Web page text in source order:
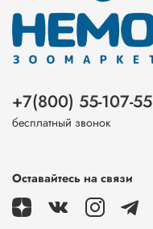
+7(800) 55-107-55
бесплатный звонок
Оставайтесь на связи